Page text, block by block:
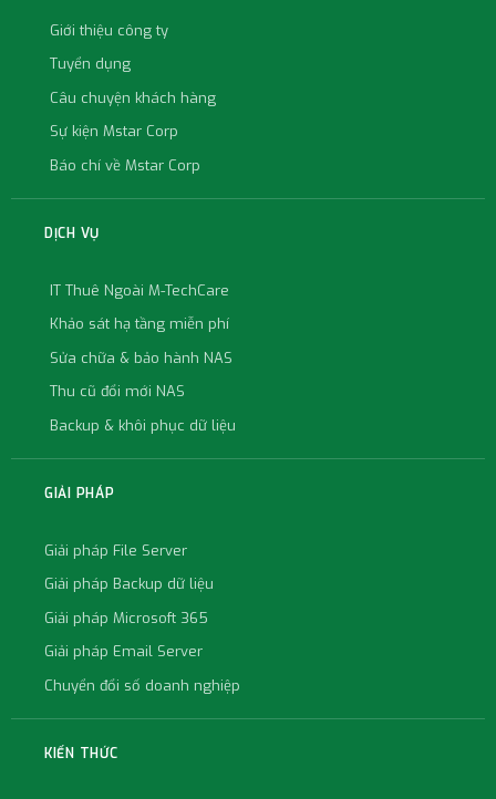
Giới thiệu công ty
Tuyển dụng
Câu chuyện khách hàng
Sự kiện Mstar Corp
Báo chí về Mstar Corp
DỊCH VỤ
IT Thuê Ngoài M-TechCare
Khảo sát hạ tầng miễn phí
Sửa chữa & bảo hành NAS
Thu cũ đổi mới NAS
Backup & khôi phục dữ liệu
GIẢI PHÁP
Giải pháp File Server
Giải pháp Backup dữ liệu
Giải pháp Microsoft 365
Giải pháp Email Server
Chuyển đổi số doanh nghiệp
KIẾN THỨC